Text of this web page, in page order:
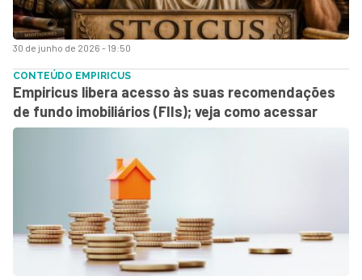
30 de junho de 2026 - 19:50
CONTEÚDO EMPIRICUS
Empiricus libera acesso às suas recomendações
de fundo imobiliários (FIIs); veja como acessar